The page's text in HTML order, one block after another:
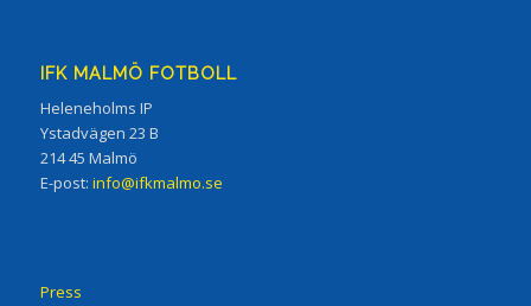
IFK MALMÖ FOTBOLL
Heleneholms IP
Ystadvägen 23 B
214 45 Malmö
E-post: info@ifkmalmo.se
Press